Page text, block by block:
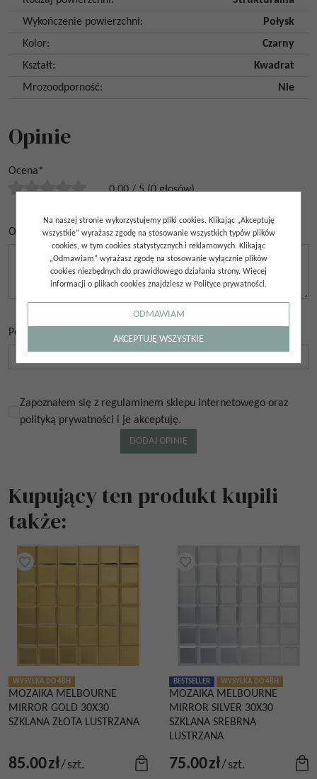
Wykończenie powierzchni:
Połysk
Kolor:
Czarny
Kształt:
Kwadrat
Mrozoodporność: Nie
Opinie
Ocena*
0.00/5(0głosów)
Opinia *
Podpis
Zapoznałem się z regulaminem sklepu internetowego oraz
polityką prywatności i je akceptuję.
Kupujący ten produkt kupili
także:
WYSYŁKA DO 48H
MOZAIKA MELBOURNE
MIRROR GOLD 30X30
SZKLANA ZŁOTA LUSTRZANA
85.00zł/szt.
BESTSELLER WYSYŁKA DO 48H
MOZAIKA MELBOURNE
MIRROR SILVER 30X30
SZKLANA SREBRNA
LUSTRZANA
75.00zł/szt.
Na naszej stronie wykorzystujemy pliki cookies. Klikając „Akceptuję
wszystkie” wyrażasz zgodę na stosowanie wszystkich typów plików
cookies, w tym cookies statystycznych i reklamowych. Klikając
„Odmawiam” wyrażasz zgodę na stosowanie wyłącznie plików
cookies niezbędnych do prawidłowego działania strony. Więcej
informacji o plikach cookies znajdziesz w Polityce prywatności.
ODMAWIAM
AKCEPTUJĘ WSZYSTKIE